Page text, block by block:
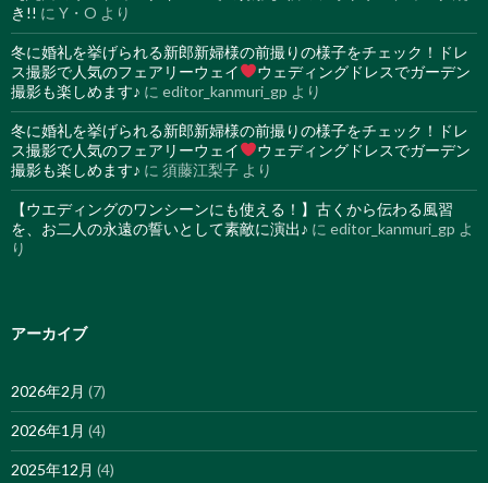
き!! に Y・O より
冬に婚礼を挙げられる新郎新婦様の前撮りの様子をチェック！ドレ
ス撮影で人気のフェアリーウェイ
ウェディングドレスでガーデン
撮影も楽しめます♪ に editor_kanmuri_gp より
冬に婚礼を挙げられる新郎新婦様の前撮りの様子をチェック！ドレ
ス撮影で人気のフェアリーウェイ
ウェディングドレスでガーデン
撮影も楽しめます♪ に 須藤江梨子 より
【ウエディングのワンシーンにも使える！】古くから伝わる風習
を、お二人の永遠の誓いとして素敵に演出♪ に editor_kanmuri_gp よ
り
アーカイブ
2026年2月 (7)
2026年1月 (4)
2025年12月 (4)